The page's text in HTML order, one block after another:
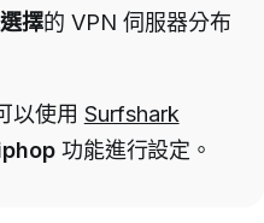
擇的 VPN 伺服器分布
以使用 Surfshark
功能進行設定。